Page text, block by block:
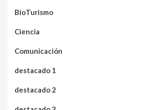
BioTurismo
Ciencia
Comunicación
destacado 1
destacado 2